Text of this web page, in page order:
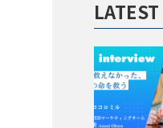
LATEST